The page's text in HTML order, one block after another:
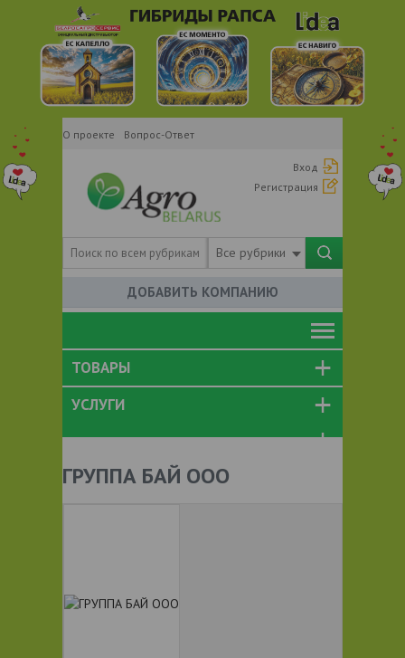
О проекте Вопрос-Ответ
Вход
Регистрация
Все рубрики
ДОБАВИТЬ КОМПАНИЮ
ТОВАРЫ
УСЛУГИ
ГРУППА БАЙ ООО